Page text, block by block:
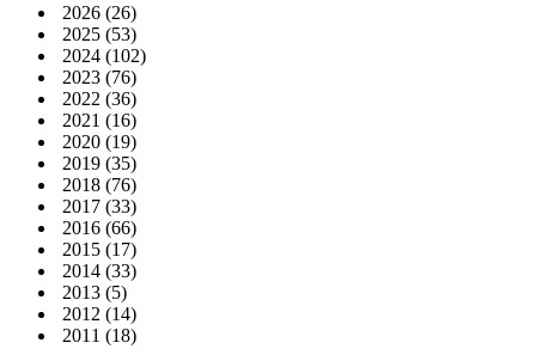
2026 (26)
2025 (53)
2024 (102)
2023 (76)
2022 (36)
2021 (16)
2020 (19)
2019 (35)
2018 (76)
2017 (33)
2016 (66)
2015 (17)
2014 (33)
2013 (5)
2012 (14)
2011 (18)